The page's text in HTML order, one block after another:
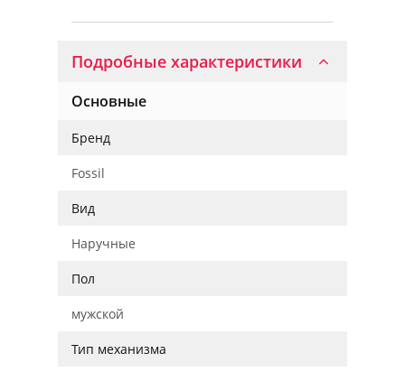
Подробные характеристики
Основные
Бренд
Fossil
Вид
Наручные
Пол
мужской
Тип механизма